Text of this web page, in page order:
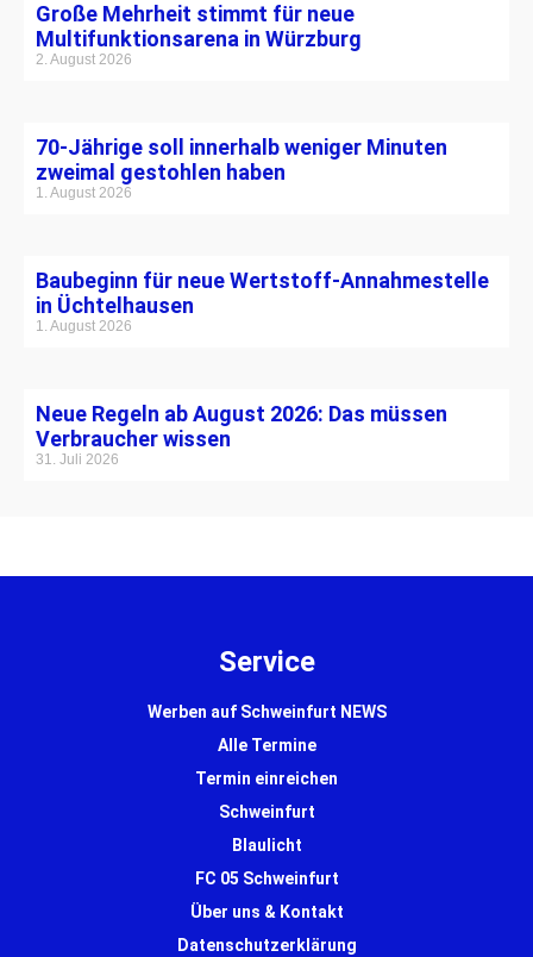
Große Mehrheit stimmt für neue
Multifunktionsarena in Würzburg
2. August 2026
70-Jährige soll innerhalb weniger Minuten
zweimal gestohlen haben
1. August 2026
Baubeginn für neue Wertstoff-Annahmestelle
in Üchtelhausen
1. August 2026
Neue Regeln ab August 2026: Das müssen
Verbraucher wissen
31. Juli 2026
Service
Werben auf Schweinfurt NEWS
Alle Termine
Termin einreichen
Schweinfurt
Blaulicht
FC 05 Schweinfurt
Über uns & Kontakt
Datenschutzerklärung